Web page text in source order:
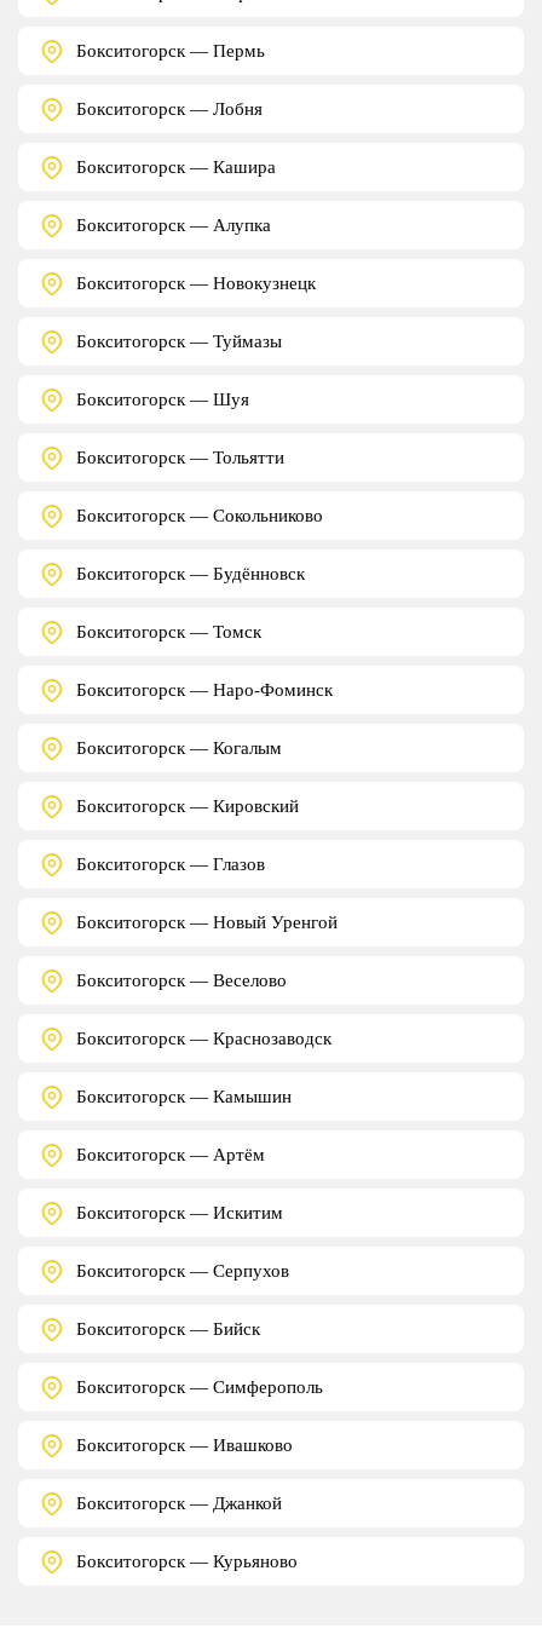
Бокситогорск — Пермь
Бокситогорск — Лобня
Бокситогорск — Кашира
Бокситогорск — Алупка
Бокситогорск — Новокузнецк
Бокситогорск — Туймазы
Бокситогорск — Шуя
Бокситогорск — Тольятти
Бокситогорск — Сокольниково
Бокситогорск — Будённовск
Бокситогорск — Томск
Бокситогорск — Наро-Фоминск
Бокситогорск — Когалым
Бокситогорск — Кировский
Бокситогорск — Глазов
Бокситогорск — Новый Уренгой
Бокситогорск — Веселово
Бокситогорск — Краснозаводск
Бокситогорск — Камышин
Бокситогорск — Артём
Бокситогорск — Искитим
Бокситогорск — Серпухов
Бокситогорск — Бийск
Бокситогорск — Симферополь
Бокситогорск — Ивашково
Бокситогорск — Джанкой
Бокситогорск — Курьяново